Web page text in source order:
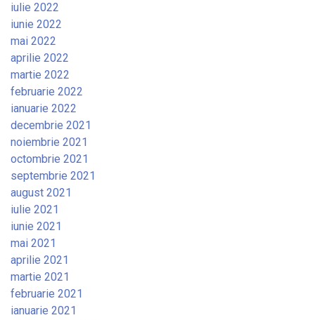
iulie 2022
iunie 2022
mai 2022
aprilie 2022
martie 2022
februarie 2022
ianuarie 2022
decembrie 2021
noiembrie 2021
octombrie 2021
septembrie 2021
august 2021
iulie 2021
iunie 2021
mai 2021
aprilie 2021
martie 2021
februarie 2021
ianuarie 2021